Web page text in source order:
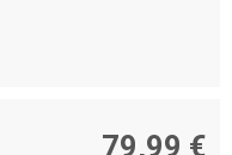
79,99 €